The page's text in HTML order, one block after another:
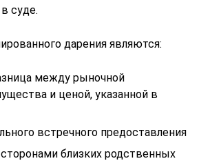
суде.
дарения являются:
между рыночной
и ценой, указанной в
встречного предоставления
близких родственных